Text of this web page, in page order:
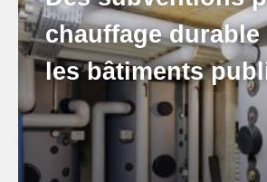
chauffage durable
les bâtiments